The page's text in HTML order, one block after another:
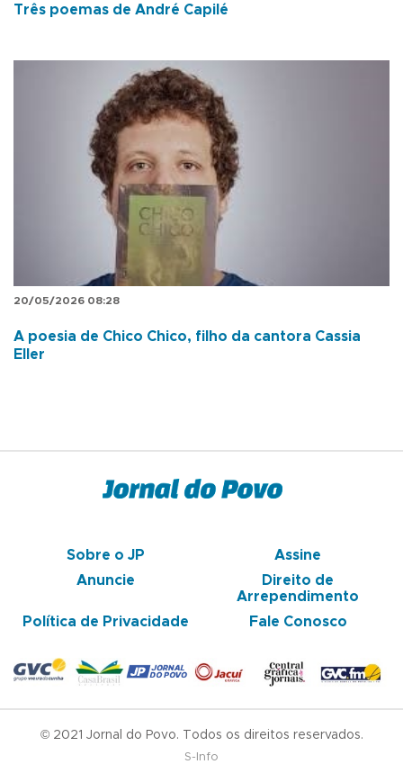
Três poemas de André Capilé
20/05/2026 08:28
A poesia de Chico Chico, filho da cantora Cassia
Eller
Sobre o JP
Assine
Anuncie
Direito de
Arrependimento
Política de Privacidade
Fale Conosco
© 2021 Jornal do Povo. Todos os direitos reservados.
S-Info